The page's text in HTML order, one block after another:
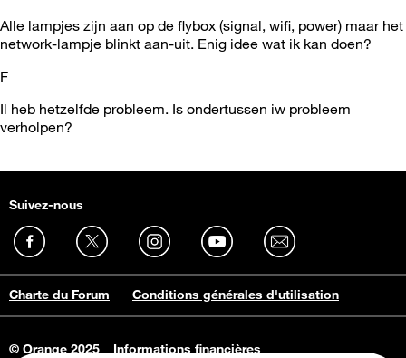
Alle lampjes zijn aan op de flybox (signal, wifi, power) maar het
network-lampje blinkt aan-uit. Enig idee wat ik kan doen?
F
Il heb hetzelfde probleem. Is ondertussen iw probleem
verholpen?
Suivez-nous
Charte du Forum Conditions générales d'utilisation
© Orange 2025
Informations financières